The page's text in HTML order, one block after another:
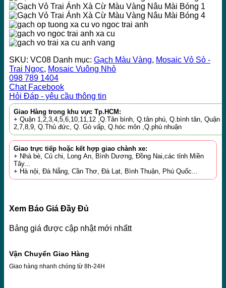
SKU: VC08 Danh mục: Gạch Màu Vàng, Mosaic Vỏ Sò -
Trai Ngọc, Mosaic Vuông Nhỏ
098 789 1404
Chat Facebook
Hỏi Đáp - yêu cầu thông tin
Giao Hàng trong khu vực Tp.HCM:
+ Quận 1,2,3,4,5,6,10,11,12 ,Q.Tân bình, Q.tân phú, Q.bình tân, Quận
2,7,8,9, Q.Thủ đức, Q. Gò vấp, Q.hóc môn ,Q.phú nhuận
Giao trực tiếp hoặc kết hợp giao chành xe:
+ Nhà bè, Củ chi, Long An, Bình Dương, Đồng Nai,các tỉnh Miền
Tây...
+ Hà nội, Đà Nẳng, Cần Thơ, Đà Lạt, Bình Thuận, Phú Quốc...
Xem Báo Giá Đầy Đủ
Bảng giá được cập nhật mới nhấtt
Vận Chuyển Giao Hàng
Giao hàng nhanh chóng từ 8h-24H